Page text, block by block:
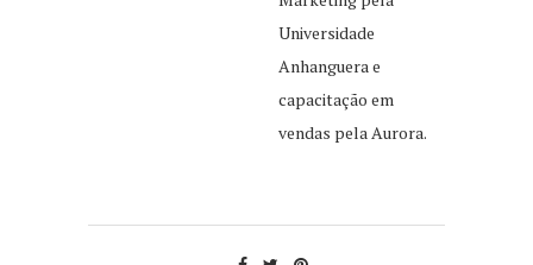
Universidade
Anhanguera e
capacitação em
vendas pela Aurora.